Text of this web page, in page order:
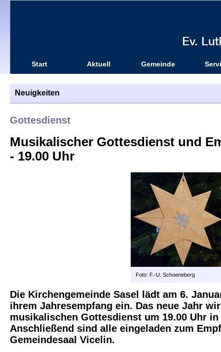
Start Aktuell Gemeinde
Neuigkeiten
Gottesdienst
Musikalischer Gottesdienst und
- 19.00 Uhr
Foto: F.-U. Schoeneberg
Die Kirchengemeinde Sasel lädt am 6.
ihrem Jahresempfang ein. Das neue Jahr
musikalischen Gottesdienst um 19.00 Uhr
Anschließend sind alle eingeladen zum
Gemeindesaal Vicelin.